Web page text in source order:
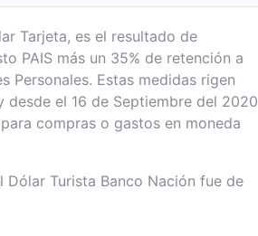
Tarjeta, es el resultado de
PAIS más un 35% de retención a
Personales. Estas medidas rigen
desde el 16 de Septiembre del 2020
compras o gastos en moneda
Turista Banco Nación fue de